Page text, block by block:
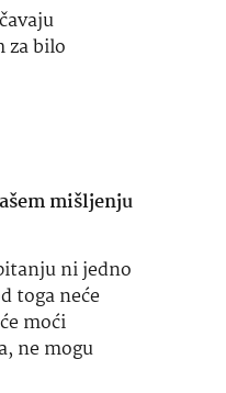
za bilo
mišljenju
ni jedno
toga neće
moći
ne mogu